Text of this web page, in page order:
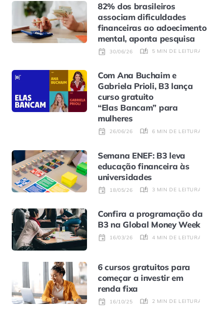
82% dos brasileiros
associam dificuldades
financeiras ao adoecimento
mental, aponta pesquisa
30/06/26 5 MIN DE LEITURA
Com Ana Buchaim e
Gabriela Prioli, B3 lança
curso gratuito
“Elas Bancam” para
mulheres
26/06/26 6 MIN DE LEITURA
Semana ENEF: B3 leva
educação financeira às
universidades
18/05/26 3 MIN DE LEITURA
Confira a programação da
B3 na Global Money Week
16/03/26 4 MIN DE LEITURA
6 cursos gratuitos para
começar a investir em
renda fixa
16/10/25 2 MIN DE LEITURA